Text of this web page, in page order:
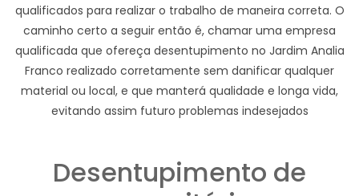
qualificados para realizar o trabalho de maneira correta. O
caminho certo a seguir então é, chamar uma empresa
qualificada que ofereça desentupimento no Jardim Analia
Franco realizado corretamente sem danificar qualquer
material ou local, e que manterá qualidade e longa vida,
evitando assim futuro problemas indesejados
Desentupimento de